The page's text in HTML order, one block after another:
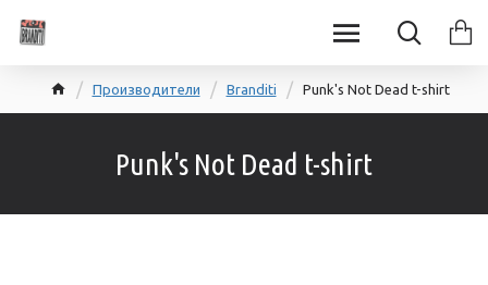
Производители Branditi Punk's Not Dead t-shirt
Punk's Not Dead t-shirt